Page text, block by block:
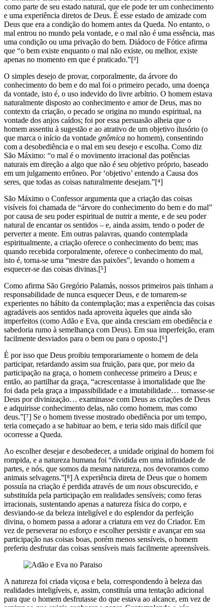
como parte de seu estado natural, que ele pode ter um conhecimento
e uma experiência diretos de Deus. É esse estado de amizade com
Deus que era a condição do homem antes da Queda. No entanto, o
mal entrou no mundo pela vontade, e o mal não é uma essência, mas
uma condição ou uma privação do bem. Diádoco de Fótice afirma
que “o bem existe enquanto o mal não existe, ou melhor, existe
apenas no momento em que é praticado.”[³]
O simples desejo de provar, corporalmente, da árvore do
conhecimento do bem e do mal foi o primeiro pecado, uma doença
da vontade, isto é, o uso indevido do livre arbítrio. O homem estava
naturalmente disposto ao conhecimento e amor de Deus, mas no
contexto da criação, o pecado se origina no mundo espiritual, na
vontade dos anjos caídos; foi por essa persuasão alheia que o
homem assentiu à sugestão e ao atrativo de um objetivo ilusório (o
que marca o início da vontade gnômica no homem), consentindo
com a desobediência e o mal em seu desejo e escolha. Como diz
São Máximo: “o mal é o movimento irracional das potências
naturais em direção a algo que não é seu objetivo próprio, baseado
em um julgamento errôneo. Por ‘objetivo’ entendo a Causa dos
seres, que todas as coisas naturalmente desejam.”[⁴]
São Máximo o Confessor argumenta que a criação das coisas
visíveis foi chamada de “árvore do conhecimento do bem e do mal”
por causa de seu poder espiritual de nutrir a mente, e de seu poder
natural de encantar os sentidos – e, ainda assim, tendo o poder de
perverter a mente. Em outras palavras, quando contemplada
espiritualmente, a criação oferece o conhecimento do bem; mas
quando recebida corporalmente, oferece o conhecimento do mal,
isto é, torna-se uma “mestre das paixões”, levando o homem a
esquecer-se das coisas divinas.[⁵]
Como afirma São Gregório Palamás, nossos primeiros pais tinham a
responsabilidade de nunca esquecer Deus, e de tornarem-se
experientes no hábito da contemplação; mas a experiência das coisas
agradáveis aos sentidos nada aproveita àqueles que ainda são
imperfeitos (como Adão e Eva, que ainda cresciam em obediência e
sabedoria rumo à semelhança com Deus). Em sua imperfeição, eram
facilmente desviados para o bem ou para o oposto.[⁶]
É por isso que Deus proibiu temporariamente o homem de dela
participar, retardando assim sua fruição, para que, por meio da
participação na graça, o homem conhecesse primeiro a Deus; e
então, ao partilhar da graça, “acrescentasse à imortalidade que lhe
foi dada pela graça a impassibilidade e a imutabilidade… tornasse-se
Deus por divinização… examinasse com Deus as criações de Deus
e adquirisse conhecimento delas, não como homem, mas como
deus.”[⁷] Se o homem tivesse mostrado obediência por um tempo,
teria começado a se habituar ao bem, e teria sido mais difícil que
ocorresse a Queda.
Ao escolher desejar e desobedecer, a unidade original do homem foi
rompida, e a natureza humana foi “dividida em uma infinidade de
partes, e nós, que somos da mesma natureza, nos devoramos como
animais selvagens.”[⁸] A experiência direta de Deus que o homem
possuía na criação é perdida através de um nous obscurecido, e
substituída pela participação em realidades sensíveis; como feras
irracionais, sustentando apenas a natureza física do corpo, e
desviando-se da beleza inteligível e do esplendor da perfeição
divina, o homem passa a adorar a criatura em vez do Criador. Em
vez de perseverar no esforço e escolher persistir e avançar em sua
participação nas coisas boas, porém menos sensíveis, o homem
preferiu desfrutar das coisas sensíveis mais facilmente apreensíveis.
A natureza foi criada viçosa e bela, correspondendo à beleza das
realidades inteligíveis, e, assim, constituía uma tentação adicional
para que o homem desfrutasse do que estava ao alcance, em vez de